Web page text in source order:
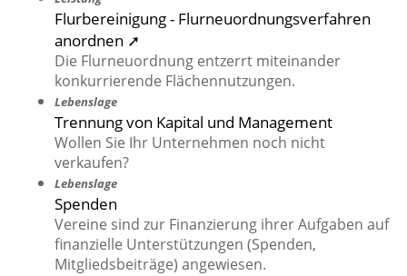
Flurbereinigung - Flurneuordnungsverfahren
anordnen ➚
Die Flurneuordnung entzerrt miteinander
konkurrierende Flächennutzungen.
Lebenslage
Trennung von Kapital und Management
Wollen Sie Ihr Unternehmen noch nicht
verkaufen?
Lebenslage
Spenden
Vereine sind zur Finanzierung ihrer Aufgaben auf
finanzielle Unterstützungen (Spenden,
Mitgliedsbeiträge) angewiesen.